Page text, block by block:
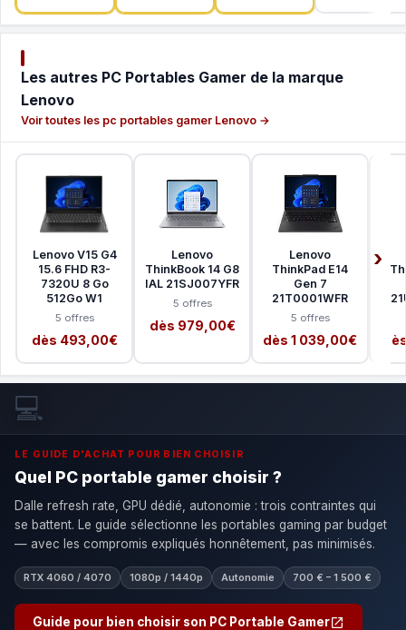
Les autres PC Portables Gamer de la marque
Lenovo
Voir toutes les pc portables gamer Lenovo →
Lenovo V15 G4
15.6 FHD R3-
7320U 8 Go
512Go W1
5 offres
dès 493,00€
Lenovo
ThinkBook 14 G8
IAL 21SJ007YFR
5 offres
dès 979,00€
Lenovo
ThinkPad E14
Gen 7
21T0001WFR
5 offres
dès 1 039,00€
💻
LE GUIDE D'ACHAT POUR BIEN CHOISIR
Quel PC portable gamer choisir ?
Dalle refresh rate, GPU dédié, autonomie : trois contraintes qui
se battent. Le guide sélectionne les portables gaming par budget
— avec les compromis expliqués honnêtement, pas minimisés.
RTX 4060 / 4070 1080p / 1440p Autonomie 700 € – 1 500 €
Guide pour bien choisir son PC Portable Gamer